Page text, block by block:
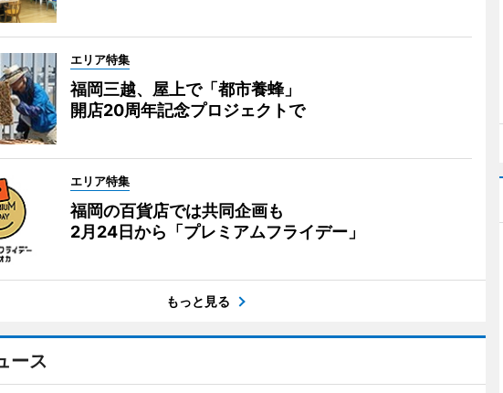
エリア特集
福岡三越、屋上で「都市養蜂」
開店20周年記念プロジェクトで
エリア特集
福岡の百貨店では共同企画も
2月24日から「プレミアムフライデー」
もっと見る
ース